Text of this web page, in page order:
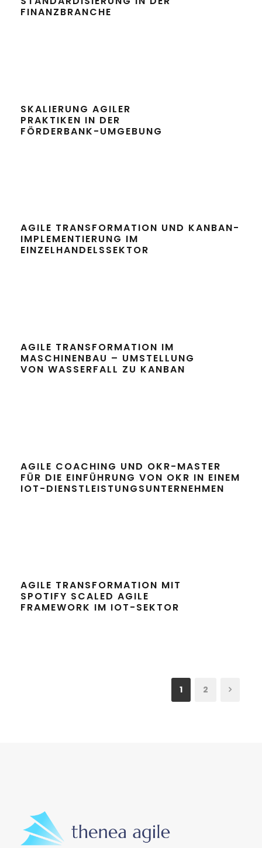
FINANZBRANCHE
SKALIERUNG AGILER
PRAKTIKEN IN DER
FÖRDERBANK-UMGEBUNG
AGILE TRANSFORMATION UND KANBAN-
IMPLEMENTIERUNG IM
EINZELHANDELSSEKTOR
AGILE TRANSFORMATION IM
MASCHINENBAU – UMSTELLUNG
VON WASSERFALL ZU KANBAN
AGILE COACHING UND OKR-MASTER
FÜR DIE EINFÜHRUNG VON OKR IN EINEM
IOT-DIENSTLEISTUNGSUNTERNEHMEN
AGILE TRANSFORMATION MIT
SPOTIFY SCALED AGILE
FRAMEWORK IM IOT-SEKTOR
1 2